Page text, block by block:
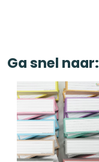
Ga snel naar: